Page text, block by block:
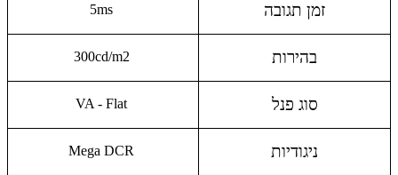
זמן תגובה
בהירות
סוג פנל
ניגודיות